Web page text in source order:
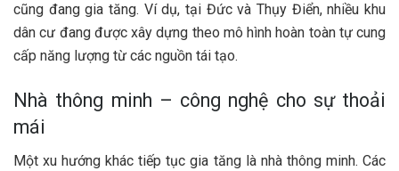
cũng đang gia tăng. Ví dụ, tại Đức và Thụy Điển, nhiều khu
dân cư đang được xây dựng theo mô hình hoàn toàn tự cung
cấp năng lượng từ các nguồn tái tạo.
Nhà thông minh – công nghệ cho sự thoải
mái
Một xu hướng khác tiếp tục gia tăng là nhà thông minh. Các